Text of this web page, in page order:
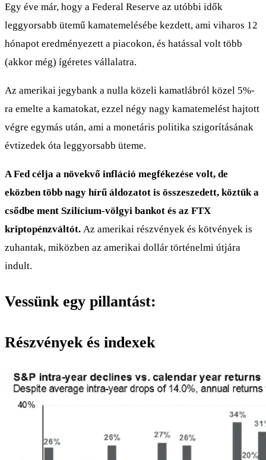
Egy éve már, hogy a Federal Reserve az utóbbi idők
leggyorsabb ütemű kamatemelésébe kezdett, ami viharos 12
hónapot eredményezett a piacokon, és hatással volt több
(akkor még) ígéretes vállalatra.
Az amerikai jegybank a nulla közeli kamatlábról közel 5%-
ra emelte a kamatokat, ezzel négy nagy kamatemelést hajtott
végre egymás után, ami a monetáris politika szigorításának
évtizedek óta leggyorsabb üteme.
A Fed célja a növekvő infláció megfékezése volt, de
eközben több nagy hírű áldozatot is összeszedett, köztük a
csődbe ment Szilícium-völgyi bankot és az FTX
kriptopénzváltót. Az amerikai részvények és kötvények is
zuhantak, miközben az amerikai dollár történelmi útjára
indult.
Vessünk egy pillantást:
Részvények és indexek